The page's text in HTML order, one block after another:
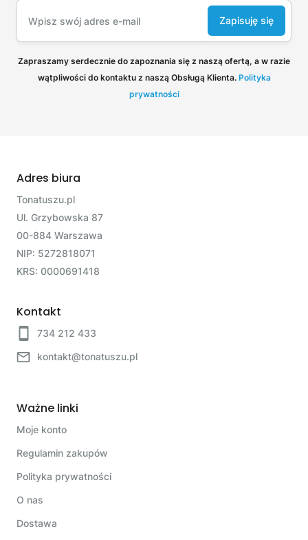
Zapisuję się
Zapraszamy serdecznie do zapoznania się z naszą ofertą, a w razie
wątpliwości do kontaktu z naszą Obsługą Klienta. Polityka
prywatności
Adres biura
Tonatuszu.pl
Ul. Grzybowska 87
00-884 Warszawa
NIP: 5272818071
KRS: 0000691418
Kontakt
734 212 433
kontakt@tonatuszu.pl
Ważne linki
Moje konto
Regulamin zakupów
Polityka prywatności
O nas
Dostawa